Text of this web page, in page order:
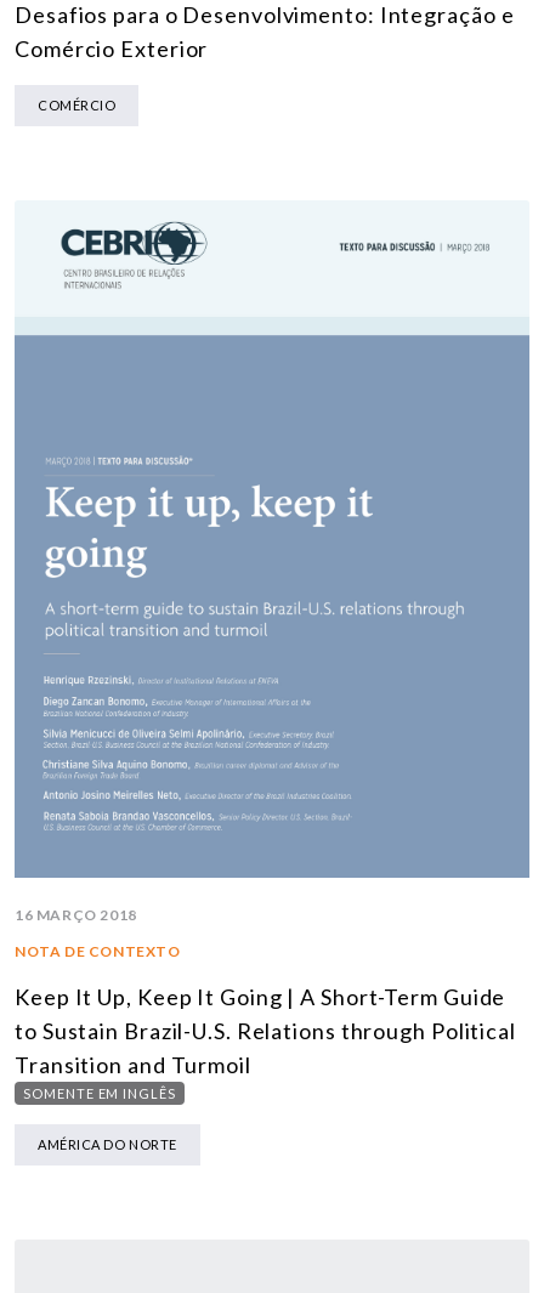
Desafios para o Desenvolvimento: Integração e
Comércio Exterior
COMÉRCIO
16 MARÇO 2018
NOTA DE CONTEXTO
Keep It Up, Keep It Going | A Short-Term Guide
to Sustain Brazil-U.S. Relations through Political
Transition and Turmoil
SOMENTE EM INGLÊS
AMÉRICA DO NORTE